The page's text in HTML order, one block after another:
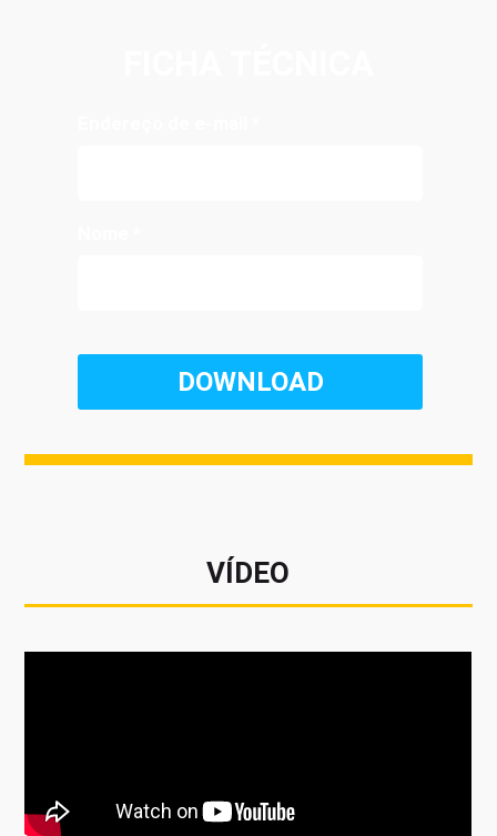
VÍDEO